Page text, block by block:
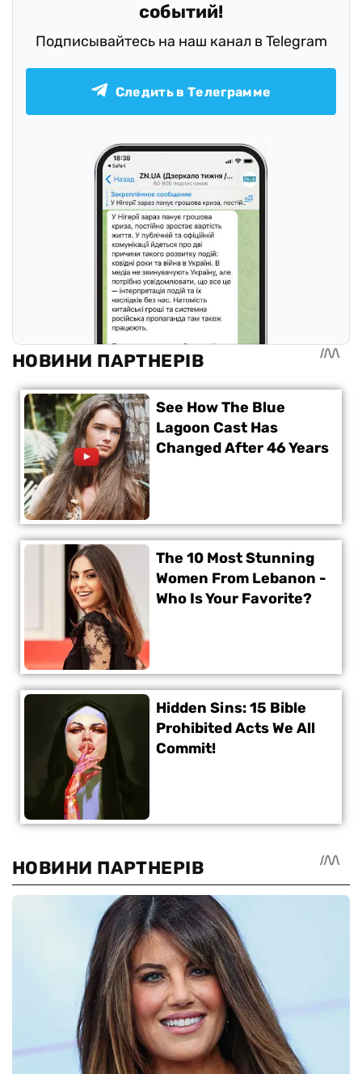
событий!
Подписывайтесь на наш канал в Telegram
Следить в Телеграмме